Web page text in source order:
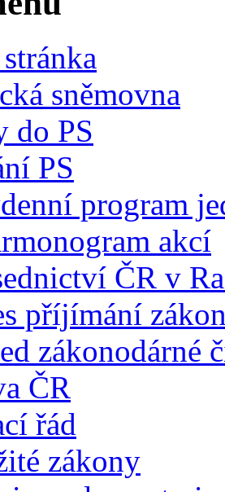
sněmovna
do PS
PS
program
akcí
ČR v
příjímání
zákonodárné
ČR
řád
zákony